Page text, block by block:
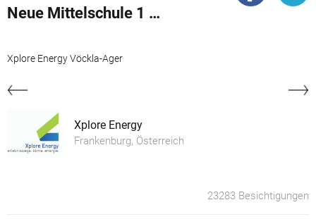
Neue Mittelschule 1 Schwanenstadt
Xplore Energy Vöckla-Ager
Xplore Energy
Frankenburg, Österreich
23283 Besichtigungen